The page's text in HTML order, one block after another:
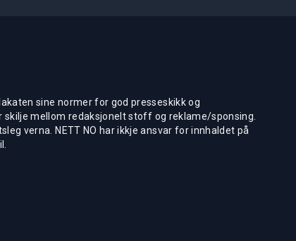
sine normer for god presseskikk og
mellom redaksjonelt stoff og reklame/sponsing.
verna. NETT NO har ikkje ansvar for innhaldet på